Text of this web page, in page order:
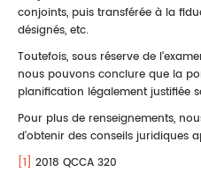
conjoints, puis transférée à la
désignés, etc.
Toutefois, sous réserve de
nous pouvons conclure que la
planification légalement justifiée
Pour plus de renseignements,
d'obtenir des conseils juridiques
[1] 2018 QCCA 320